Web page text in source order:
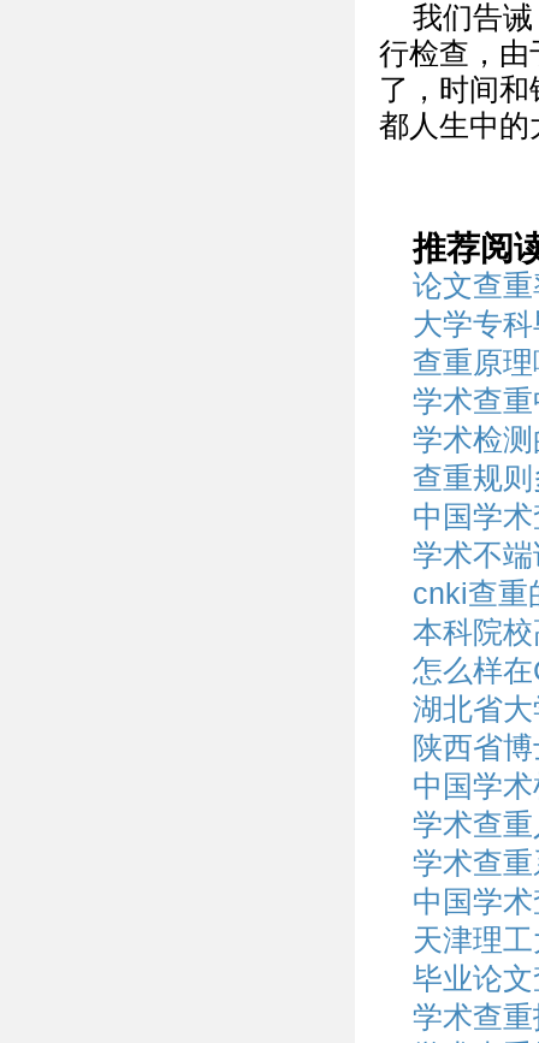
我们告
行检查，由
了，时间
都人生中的
推荐阅
论文查
大学专
查重原
学术查
学术检
查重规
中国学
学术不
cnki查重
本科院
怎么样
湖北省
陕西省
中国学
学术查
学术查
中国学
天津理
毕业论
学术查